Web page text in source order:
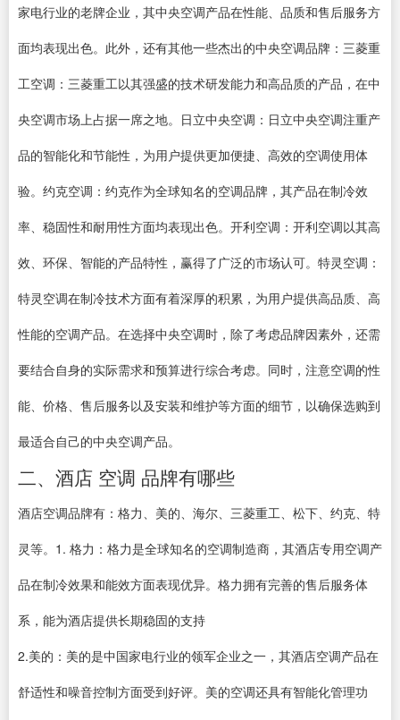
家电行业的老牌企业，其中央空调产品在性能、品质和售后服务方
面均表现出色。此外，还有其他一些杰出的中央空调品牌：三菱重
工空调：三菱重工以其强盛的技术研发能力和高品质的产品，在中
央空调市场上占据一席之地。日立中央空调：日立中央空调注重产
品的智能化和节能性，为用户提供更加便捷、高效的空调使用体
验。约克空调：约克作为全球知名的空调品牌，其产品在制冷效
率、稳固性和耐用性方面均表现出色。开利空调：开利空调以其高
效、环保、智能的产品特性，赢得了广泛的市场认可。特灵空调：
特灵空调在制冷技术方面有着深厚的积累，为用户提供高品质、高
性能的空调产品。在选择中央空调时，除了考虑品牌因素外，还需
要结合自身的实际需求和预算进行综合考虑。同时，注意空调的性
能、价格、售后服务以及安装和维护等方面的细节，以确保选购到
最适合自己的中央空调产品。
二、酒店 空调 品牌有哪些
酒店空调品牌有：格力、美的、海尔、三菱重工、松下、约克、特
灵等。1. 格力：格力是全球知名的空调制造商，其酒店专用空调产
品在制冷效果和能效方面表现优异。格力拥有完善的售后服务体
系，能为酒店提供长期稳固的支持
2.美的：美的是中国家电行业的领军企业之一，其酒店空调产品在
舒适性和噪音控制方面受到好评。美的空调还具有智能化管理功